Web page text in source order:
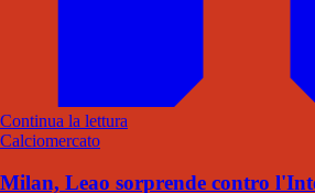
Continua la lettura
Calciomercato
Milan, Leao sorprende contro